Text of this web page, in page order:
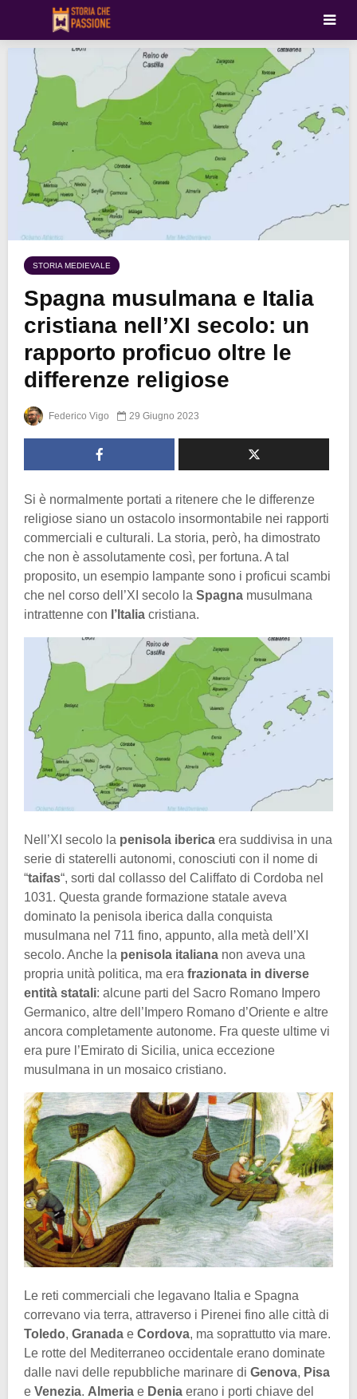
STORIA MEDIEVALE
Spagna musulmana e Italia
cristiana nell’XI secolo: un
rapporto proficuo oltre le
differenze religiose
Federico Vigo 29 Giugno 2023
Si è normalmente portati a ritenere che le differenze
religiose siano un ostacolo insormontabile nei rapporti
commerciali e culturali. La storia, però, ha dimostrato
che non è assolutamente così, per fortuna. A tal
proposito, un esempio lampante sono i proficui scambi
che nel corso dell’XI secolo la Spagna musulmana
intrattenne con l’Italia cristiana.
Nell’XI secolo la penisola iberica era suddivisa in una
serie di staterelli autonomi, conosciuti con il nome di
“taifas“, sorti dal collasso del Califfato di Cordoba nel
1031. Questa grande formazione statale aveva
dominato la penisola iberica dalla conquista
musulmana nel 711 fino, appunto, alla metà dell’XI
secolo. Anche la penisola italiana non aveva una
propria unità politica, ma era frazionata in diverse
entità statali: alcune parti del Sacro Romano Impero
Germanico, altre dell’Impero Romano d’Oriente e altre
ancora completamente autonome. Fra queste ultime vi
era pure l’Emirato di Sicilia, unica eccezione
musulmana in un mosaico cristiano.
Le reti commerciali che legavano Italia e Spagna
correvano via terra, attraverso i Pirenei fino alle città di
Toledo, Granada e Cordova, ma soprattutto via mare.
Le rotte del Mediterraneo occidentale erano dominate
dalle navi delle repubbliche marinare di Genova, Pisa
e Venezia. Almeria e Denia erano i porti chiave del